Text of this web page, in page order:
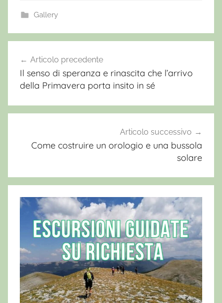
Gallery
E
o
e
s
c
s
i
o
n
i
Navigazione
articoli
Articolo precedente
Il senso di speranza e rinascita che l’arrivo
della Primavera porta insito in sé
Articolo successivo
Come costruire un orologio e una bussola
solare